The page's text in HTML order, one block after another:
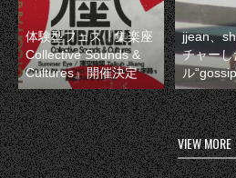
体験型フェス『集楽座
Collective Sounds &
Cultures』開催決定
jjean、
チャー
ル
VIEW MORE